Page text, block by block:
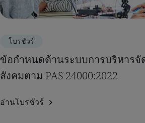
โบรชัวร์
ข้อกำหนดด้านระบบการบริหารจั
สังคมตาม PAS 24000:2022
อ่านโบรชัวร์